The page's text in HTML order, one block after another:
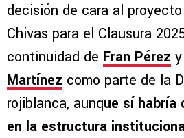
decisión de cara al
Chivas para el Clausura
continuidad de Fran Pérez y
Martínez como parte de la
rojiblanca, aunque sí habría
en la estructura